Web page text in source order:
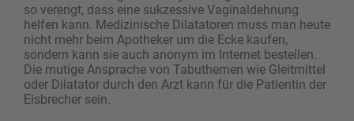
so verengt, dass eine sukzessive Vaginaldehnung
helfen kann. Medizinische Dilatatoren muss man heute
nicht mehr beim Apotheker um die Ecke kaufen,
sondern kann sie auch anonym im Internet bestellen.
Die mutige Ansprache von Tabuthemen wie Gleitmittel
oder Dilatator durch den Arzt kann für die Patientin der
Eisbrecher sein.